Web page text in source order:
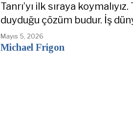
Tanrı’yı ilk sıraya
duyduğu çözüm budur. İş
Mayıs 5, 2026
Michael Frigon